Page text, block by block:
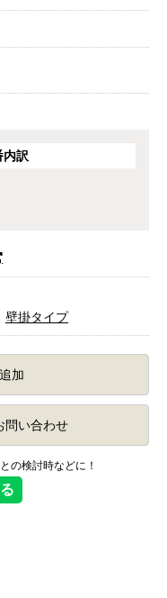
内訳
壁掛タイプ
加
問い合わせ
の検討時などに！